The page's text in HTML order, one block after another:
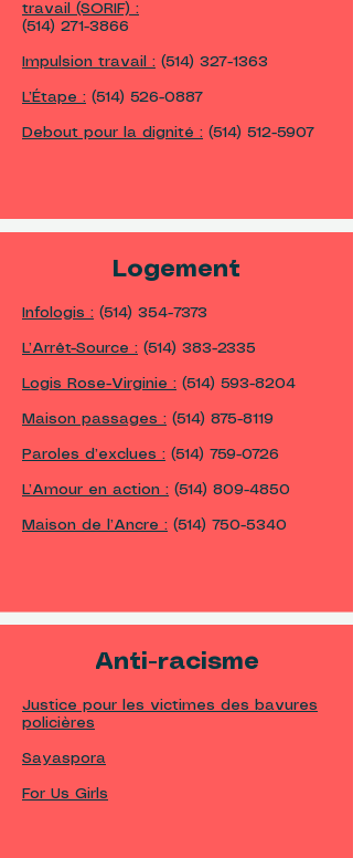
travail (SORIF) :
(514) 271-3866
Impulsion travail : (514) 327-1363
L’Étape : (514) 526-0887
Debout pour la dignité : (514) 512-5907
Logement
Infologis : (514) 354-7373
L’Arrêt-Source : (514) 383-2335
Logis Rose-Virginie : (514) 593-8204
Maison passages : (514) 875-8119
Paroles d’exclues : (514) 759-0726
L’Amour en action : (514) 809-4850
Maison de l’Ancre : (514) 750-5340
Anti-racisme
Justice pour les victimes des bavures
policières
Sayaspora
For Us Girls